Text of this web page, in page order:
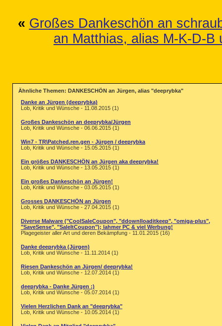
« Großes Dankeschön an
an Matthias, alias M-K-D-B
Ähnliche Themen: DANKESCHÖN an Jürgen, alias "deeprybka"
Danke an Jürgen (deeprybka)
Lob, Kritik und Wünsche - 11.08.2015 (1)
Großes Dankeschön an deeprybka/Jürgen
Lob, Kritik und Wünsche - 06.06.2015 (1)
Win7 - TR\Patched.ren.gen - Jürgen / deeprybka
Lob, Kritik und Wünsche - 15.05.2015 (1)
Ein größes DANKESCHÖN an Jürgen aka deeprybka!
Lob, Kritik und Wünsche - 13.05.2015 (1)
Ein großes Dankeschön an Jürgen!
Lob, Kritik und Wünsche - 03.05.2015 (1)
Grosses DANKESCHÖN an Jürgen
Lob, Kritik und Wünsche - 27.04.2015 (1)
Diverse Malware ("CoolSaleCoupon", "ddownlloaditkeep", "omiga-plus",
"SaveSense", "SaleItCoupon"); lahmer PC & viel Werbung!
Plagegeister aller Art und deren Bekämpfung - 11.01.2015 (16)
Danke deeprybka (Jürgen)
Lob, Kritik und Wünsche - 11.11.2014 (1)
Riesen Dankeschön an Jürgen/ deeprybka!
Lob, Kritik und Wünsche - 12.07.2014 (1)
deeprybka - Danke Jürgen :)
Lob, Kritik und Wünsche - 05.07.2014 (1)
Vielen Herzlichen Dank an "deeprybka"
Lob, Kritik und Wünsche - 10.05.2014 (1)